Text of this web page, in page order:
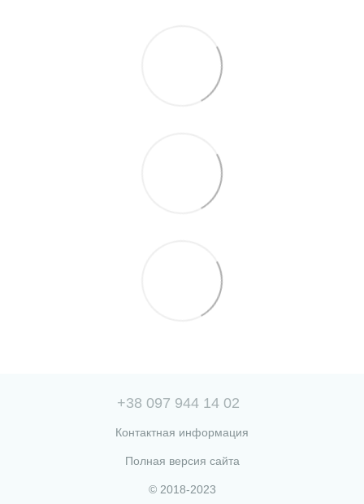
+38 097 944 14 02
Контактная информация
Полная версия сайта
© 2018-2023